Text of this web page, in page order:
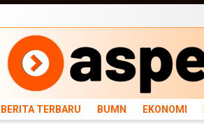
BERITA TERBARU BUMN EKONOMI PERBANKAN
TEKNOLOGI
BERITA TERBARU BUMN EKONOMI